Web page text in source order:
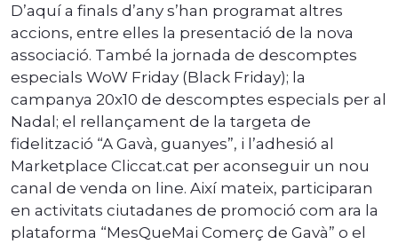
D’aquí a finals d’any s’han programat altres
accions, entre elles la presentació de la nova
associació. També la jornada de descomptes
especials WoW Friday (Black Friday); la
campanya 20x10 de descomptes especials per al
Nadal; el rellançament de la targeta de
fidelització “A Gavà, guanyes”, i l’adhesió al
Marketplace Cliccat.cat per aconseguir un nou
canal de venda on line. Així mateix, participaran
en activitats ciutadanes de promoció com ara la
plataforma “MesQueMai Comerç de Gavà” o el